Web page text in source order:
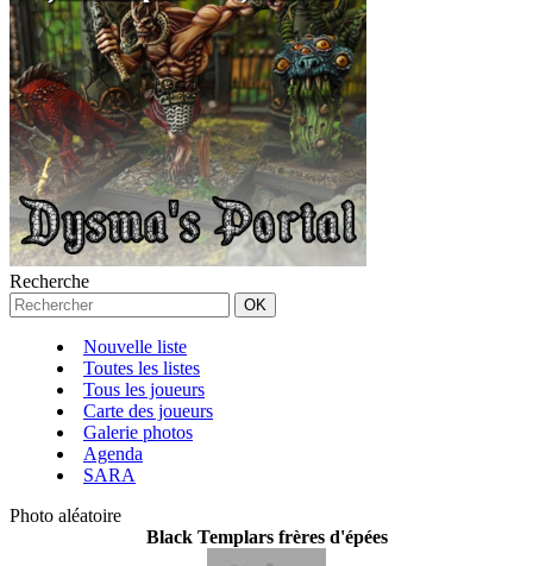
Recherche
Nouvelle liste
Toutes les listes
Tous les joueurs
Carte des joueurs
Galerie photos
Agenda
SARA
Photo aléatoire
Black Templars frères d'épées